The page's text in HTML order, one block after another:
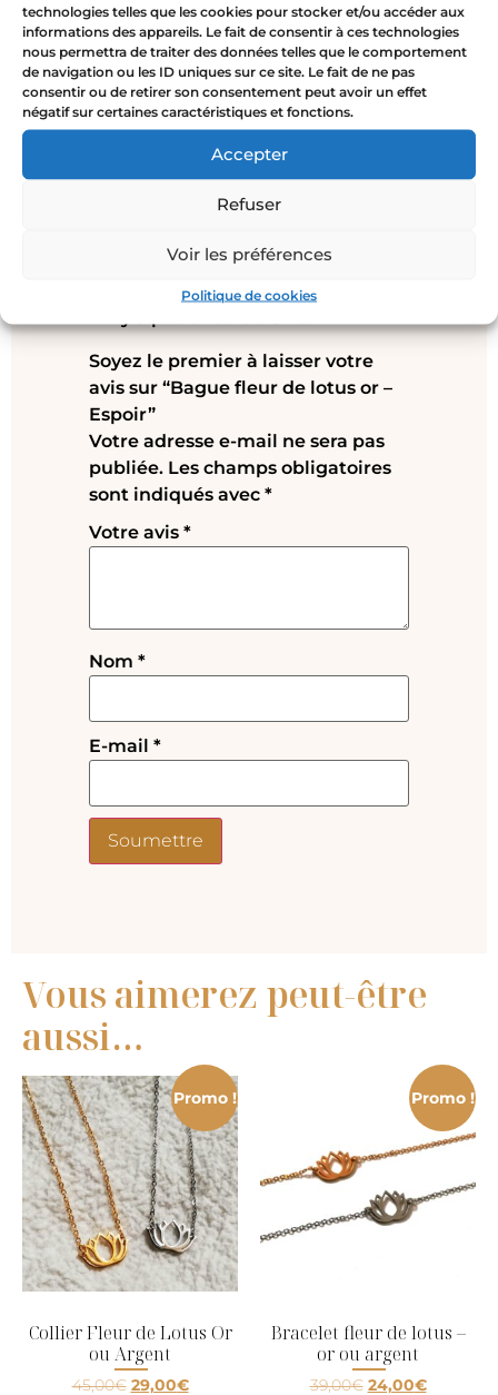
technologies telles que les cookies pour stocker et/ou accéder aux
informations des appareils. Le fait de consentir à ces technologies
nous permettra de traiter des données telles que le comportement
de navigation ou les ID uniques sur ce site. Le fait de ne pas
consentir ou de retirer son consentement peut avoir un effet
négatif sur certaines caractéristiques et fonctions.
Accepter
Refuser
Voir les préférences
Politique de cookies
aussi mettre en valeur les autres bagues qui
l’entourent. Tu peux aussi porter la bague Espoir
en parure avec les autres bijoux de la collection
Talismans : lecollier fleur de lotuset lebracelet
fleur de lotus.
Soyez le premier à laisser votre
avis sur “Bague fleur de lotus or –
Espoir”
Votre adresse e-mail ne sera pas
publiée. Les champs obligatoires
sont indiqués avec *
Votre avis *
Nom *
E-mail *
Vous aimerez peut-être
aussi…
Promo !
Collier Fleur de Lotus Or
ou Argent
45,00€ 29,00€
Promo !
Bracelet fleur de lotus –
or ou argent
39,00€ 24,00€